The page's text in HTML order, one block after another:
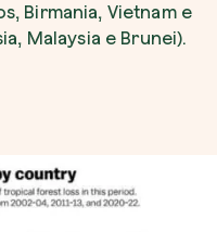
Birmania, Vietnam e
Malaysia e Brunei).